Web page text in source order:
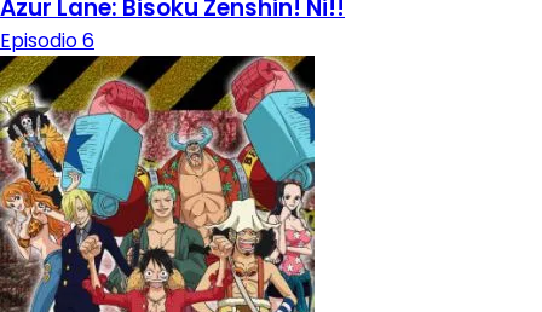
Azur Lane: Bisoku Zenshin! Ni!!
Episodio 6